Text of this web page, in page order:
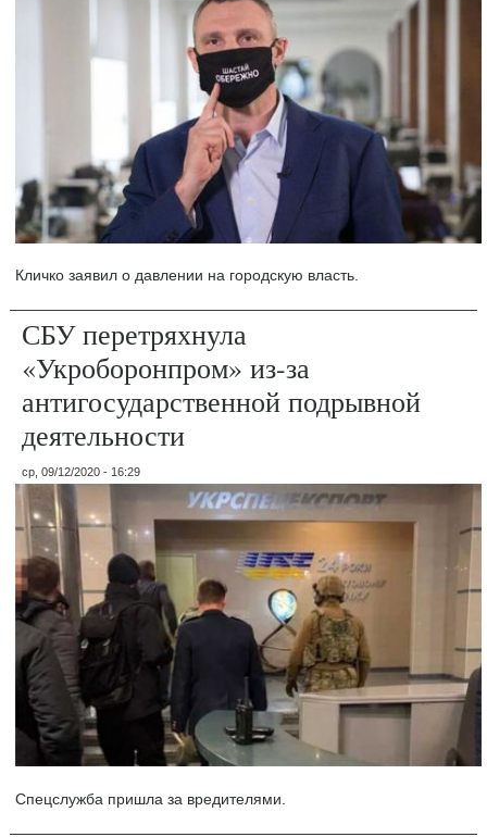
Кличко заявил о давлении на городскую власть.
СБУ перетряхнула
«Укроборонпром» из-за
антигосударственной подрывной
деятельности
ср, 09/12/2020 - 16:29
Спецслужба пришла за вредителями.